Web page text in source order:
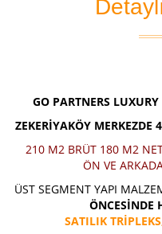
GO PARTNERS
ZEKERİYAKÖY MERKEZDE
210 M2 BRÜT 180 M2
ÖN VE
ÜST SEGMENT YAPI
ÖNCESİNDE
SATILIK